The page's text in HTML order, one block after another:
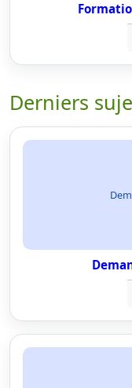
Derniers